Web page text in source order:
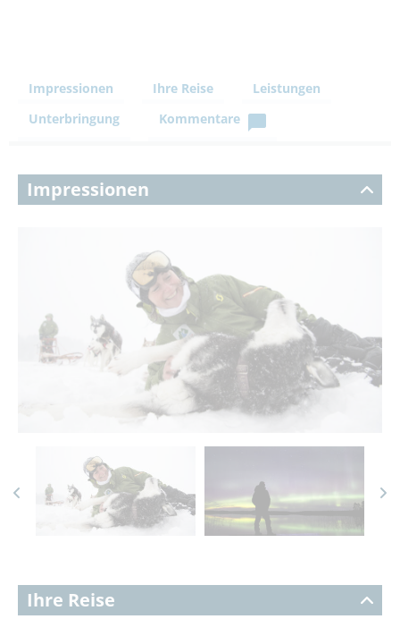
Impressionen Ihre Reise
Leistungen
Unterbringung
Kommentare
Impressionen
Ihre Reise